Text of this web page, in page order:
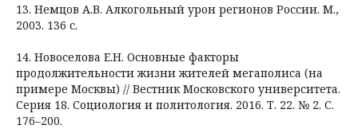
13. Немцов А.В. Алкогольный урон регионов России. М.,
2003. 136 с.
14. Новоселова Е.Н. Основные факторы
продолжительности жизни жителей мегаполиса (на
примере Москвы) // Вестник Московского университета.
Серия 18. Социология и политология. 2016. Т. 22. № 2. С.
176–200.